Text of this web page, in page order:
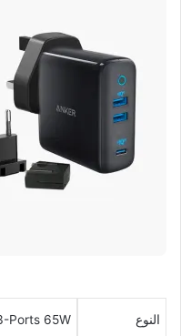
النوع Ports 65W